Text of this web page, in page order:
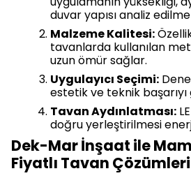
duvar yapısı analiz
Malzeme Kalitesi:
tavanlarda kullanılan
uzun ömür sağlar.
Uygulayıcı Seçimi:
estetik ve teknik
Tavan Aydınlatması:
doğru yerleştirilmesi
Dek-Mar İnşaat ile
Fiyatlı Tavan Çözümleri